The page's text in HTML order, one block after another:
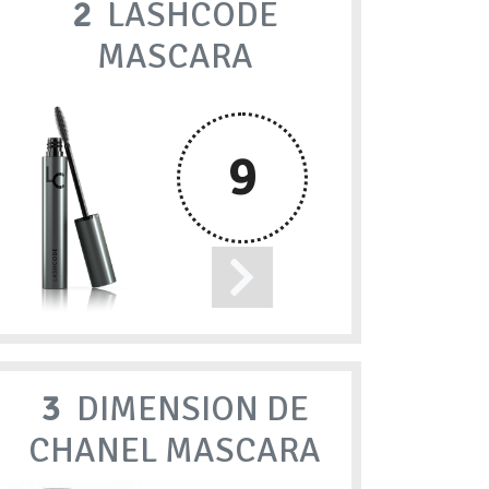
2 LASHCODE
MASCARA
9
3 DIMENSION DE
CHANEL MASCARA